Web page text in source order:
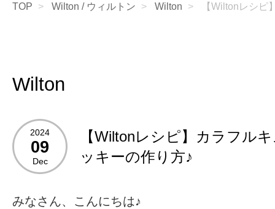
TOP Wilton / ウィルトン Wilton 【Wiltonレシピ
Wilton
2024
09
Dec
【Wiltonレシピ】カラフル
ッキーの作り方♪
みなさん、こんにちは♪